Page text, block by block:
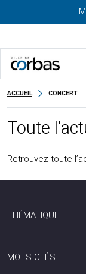
ACCUEIL CONCERT
Toute
Retrouvez toute
THÉMATIQUE
MOTS CLÉS